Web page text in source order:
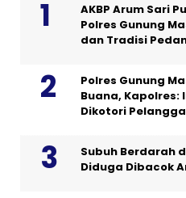
AKBP Arum Sari
Polres Gunung
dan Tradisi
Polres Gunung
Buana, Kapolres:
Dikotori
Subuh Berdarah
Diduga Dibacok